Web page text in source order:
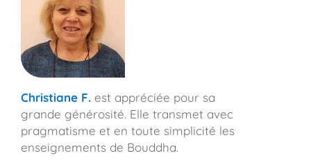
Christiane F.est appréciée pour sa
grande générosité. Elle transmet avec
pragmatisme et en toute simplicité les
enseignements de Bouddha.